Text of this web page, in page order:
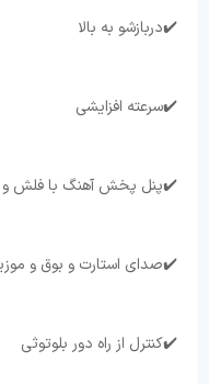
⁦✔️⁩دربازشو به بالا
⁦✔️⁩سرعته افزایشی
⁦✔️⁩پنل پخش آهنگ با فلش و aux
⁦✔️⁩صدای استارت و بوق و موزیکال
⁦✔️⁩کنترل از راه دور بلوتوثی